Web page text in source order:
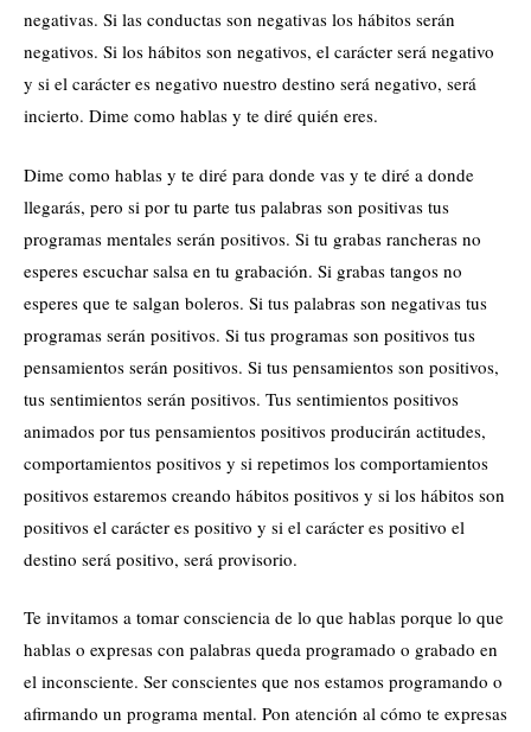
negativas. Si las conductas son negativas los hábitos serán
negativos. Si los hábitos son negativos, el carácter será negativo
y si el carácter es negativo nuestro destino será negativo, será
incierto. Dime como hablas y te diré quién eres.
Dime como hablas y te diré para donde vas y te diré a donde
llegarás, pero si por tu parte tus palabras son positivas tus
programas mentales serán positivos. Si tu grabas rancheras no
esperes escuchar salsa en tu grabación. Si grabas tangos no
esperes que te salgan boleros. Si tus palabras son negativas tus
programas serán positivos. Si tus programas son positivos tus
pensamientos serán positivos. Si tus pensamientos son positivos,
tus sentimientos serán positivos. Tus sentimientos positivos
animados por tus pensamientos positivos producirán actitudes,
comportamientos positivos y si repetimos los comportamientos
positivos estaremos creando hábitos positivos y si los hábitos son
positivos el carácter es positivo y si el carácter es positivo el
destino será positivo, será provisorio.
Te invitamos a tomar consciencia de lo que hablas porque lo que
hablas o expresas con palabras queda programado o grabado en
el inconsciente. Ser conscientes que nos estamos programando o
afirmando un programa mental. Pon atención al cómo te expresas